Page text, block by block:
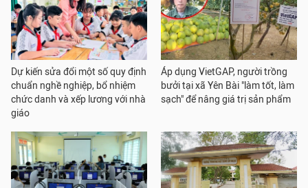
Dự kiến sửa đổi một số quy định
chuẩn nghề nghiệp, bổ nhiệm
chức danh và xếp lương với nhà
giáo
Áp dụng VietGAP, người trồng
bưởi tại xã Yên Bài "làm tốt, làm
sạch" để nâng giá trị sản phẩm